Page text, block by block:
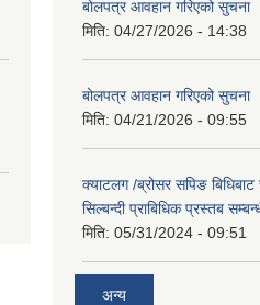
बोलपत्र आवहान गरिएको सुचना
मिति: 04/27/2026 - 14:38
बोलपत्र आवहान गरिएको सुचना
मिति: 04/21/2026 - 09:55
क्याटलग /ब्रोसर सपिङ बिधिबाट
सिल्बन्दी प्राबिधिक प्रस्तब
मिति: 05/31/2024 - 09:51
अन्य